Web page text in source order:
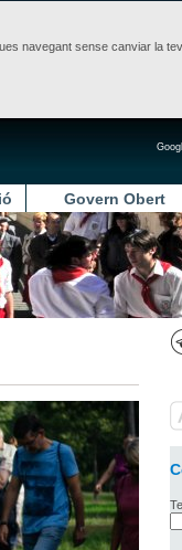
navegant sense canviar la
Govern Obert